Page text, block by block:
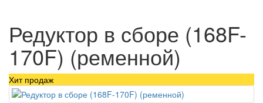
Редуктор в сборе (168F-
170F) (ременной)
Хит продаж